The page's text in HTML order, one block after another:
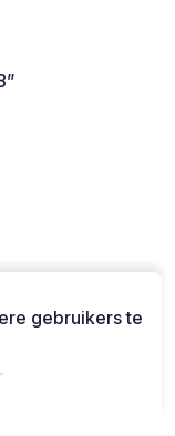
gebruikers te